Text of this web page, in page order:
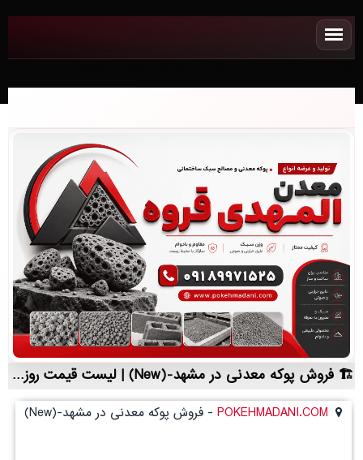
فروش پوکه معدنی در مشهد-(New) | لیست قیمت روز و خرید مستقیم ، مناسب تر از نمایندگی شهرستان ها
POKEHMADANI.COM
-فروش پوکه معدنی در مشهد-(New)